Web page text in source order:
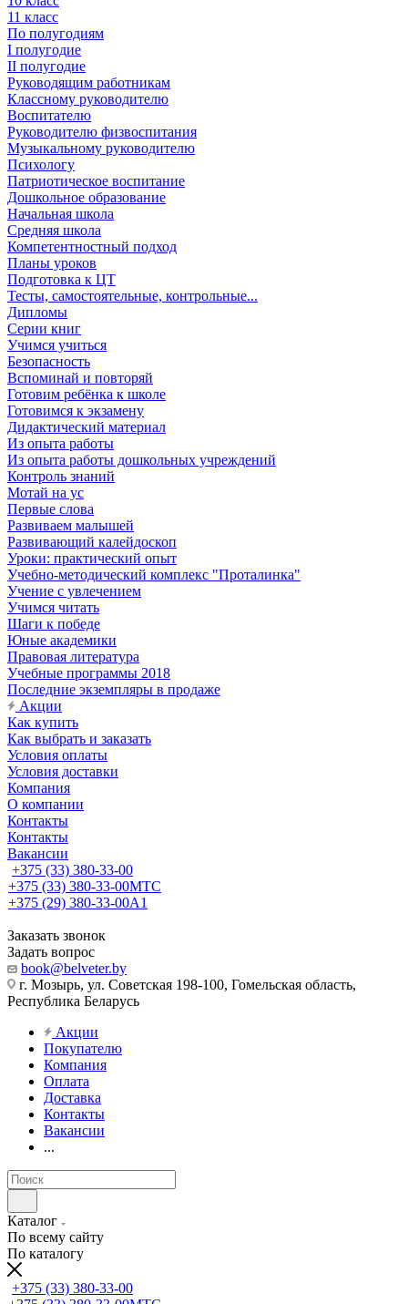
11 класс
По полугодиям
I полугодие
II полугодие
Руководящим работникам
Классному руководителю
Воспитателю
Руководителю физвоспитания
Музыкальному руководителю
Психологу
Патриотическое воспитание
Дошкольное образование
Начальная школа
Средняя школа
Компетентностный подход
Планы уроков
Подготовка к ЦТ
Тесты, самостоятельные, контрольные...
Дипломы
Серии книг
Учимся учиться
Безопасность
Вспоминай и повторяй
Готовим ребёнка к школе
Готовимся к экзамену
Дидактический материал
Из опыта работы
Из опыта работы дошкольных учреждений
Контроль знаний
Мотай на ус
Первые слова
Развиваем малышей
Развивающий калейдоскоп
Уроки: практический опыт
Учебно-методический комплекс "Проталинка"
Учение с увлечением
Учимся читать
Шаги к победе
Юные академики
Правовая литература
Учебные программы 2018
Последние экземпляры в продаже
Акции
Как купить
Как выбрать и заказать
Условия оплаты
Условия доставки
Компания
О компании
Контакты
Контакты
Вакансии
+375 (33) 380-33-00
+375 (33) 380-33-00МТС
+375 (29) 380-33-00А1
Заказать звонок
Задать вопрос
book@belveter.by
г. Мозырь, ул. Советская 198-100, Гомельская область,
Республика Беларусь
Акции
Покупателю
Компания
Оплата
Доставка
Контакты
Вакансии
...
Каталог
По всему сайту
По каталогу
+375 (33) 380-33-00